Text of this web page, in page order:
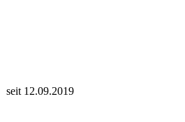
seit 12.09.2019